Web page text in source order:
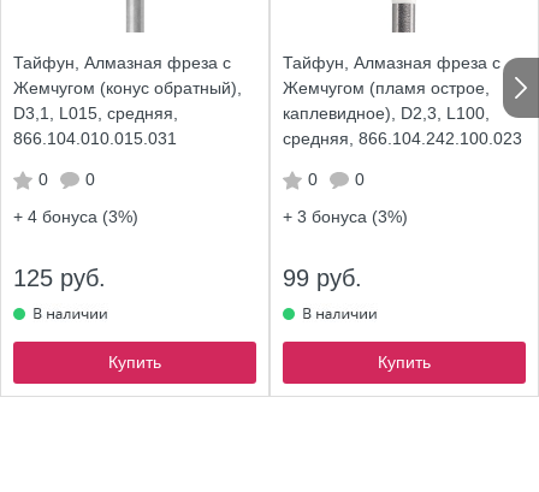
Тайфун, Алмазная фреза с
Жемчугом (конус обратный),
D3,1, L015, средняя,
866.104.010.015.031
0
0
+ 4 бонуса (3%)
125 руб.
Купить
Тайфун, Алмазная фреза с
Жемчугом (пламя острое,
каплевидное), D2,3, L100,
средняя, 866.104.242.100.023
0
0
+ 3 бонуса (3%)
99 руб.
Купить